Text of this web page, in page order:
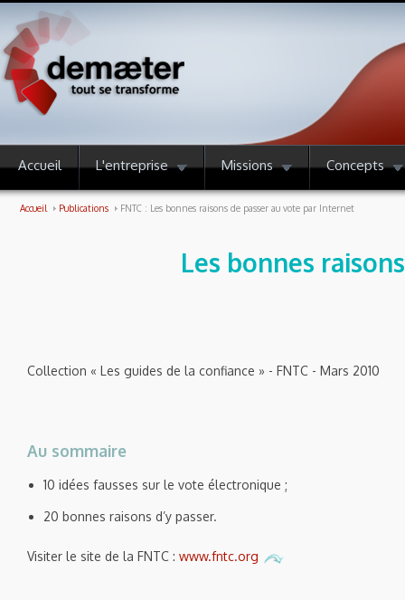
Accueil L'entreprise Missions Concepts
Accueil Publications FNTC : Les bonnes raisons de passer au vote par Internet
Les bonnes
Collection « Les guides de la confiance » - FNTC - Mars 2010
Au sommaire
10 idées fausses sur le vote électronique ;
20 bonnes raisons d’y passer.
Visiter le site de la FNTC : www.fntc.org